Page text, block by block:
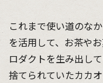
これまで使い道のな
を活用して、お茶や
ロダクトを生み出し
捨てられていたカカ